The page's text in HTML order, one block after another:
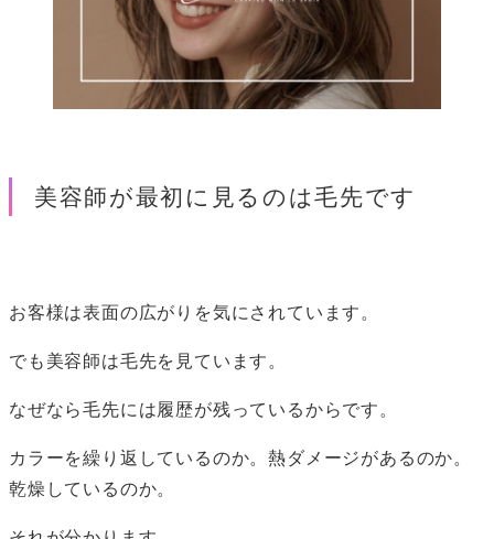
美容師が最初に見るのは毛先です
お客様は表面の広がりを気にされています。
でも美容師は毛先を見ています。
なぜなら毛先には履歴が残っているからです。
カラーを繰り返しているのか。熱ダメージがあるのか。
乾燥しているのか。